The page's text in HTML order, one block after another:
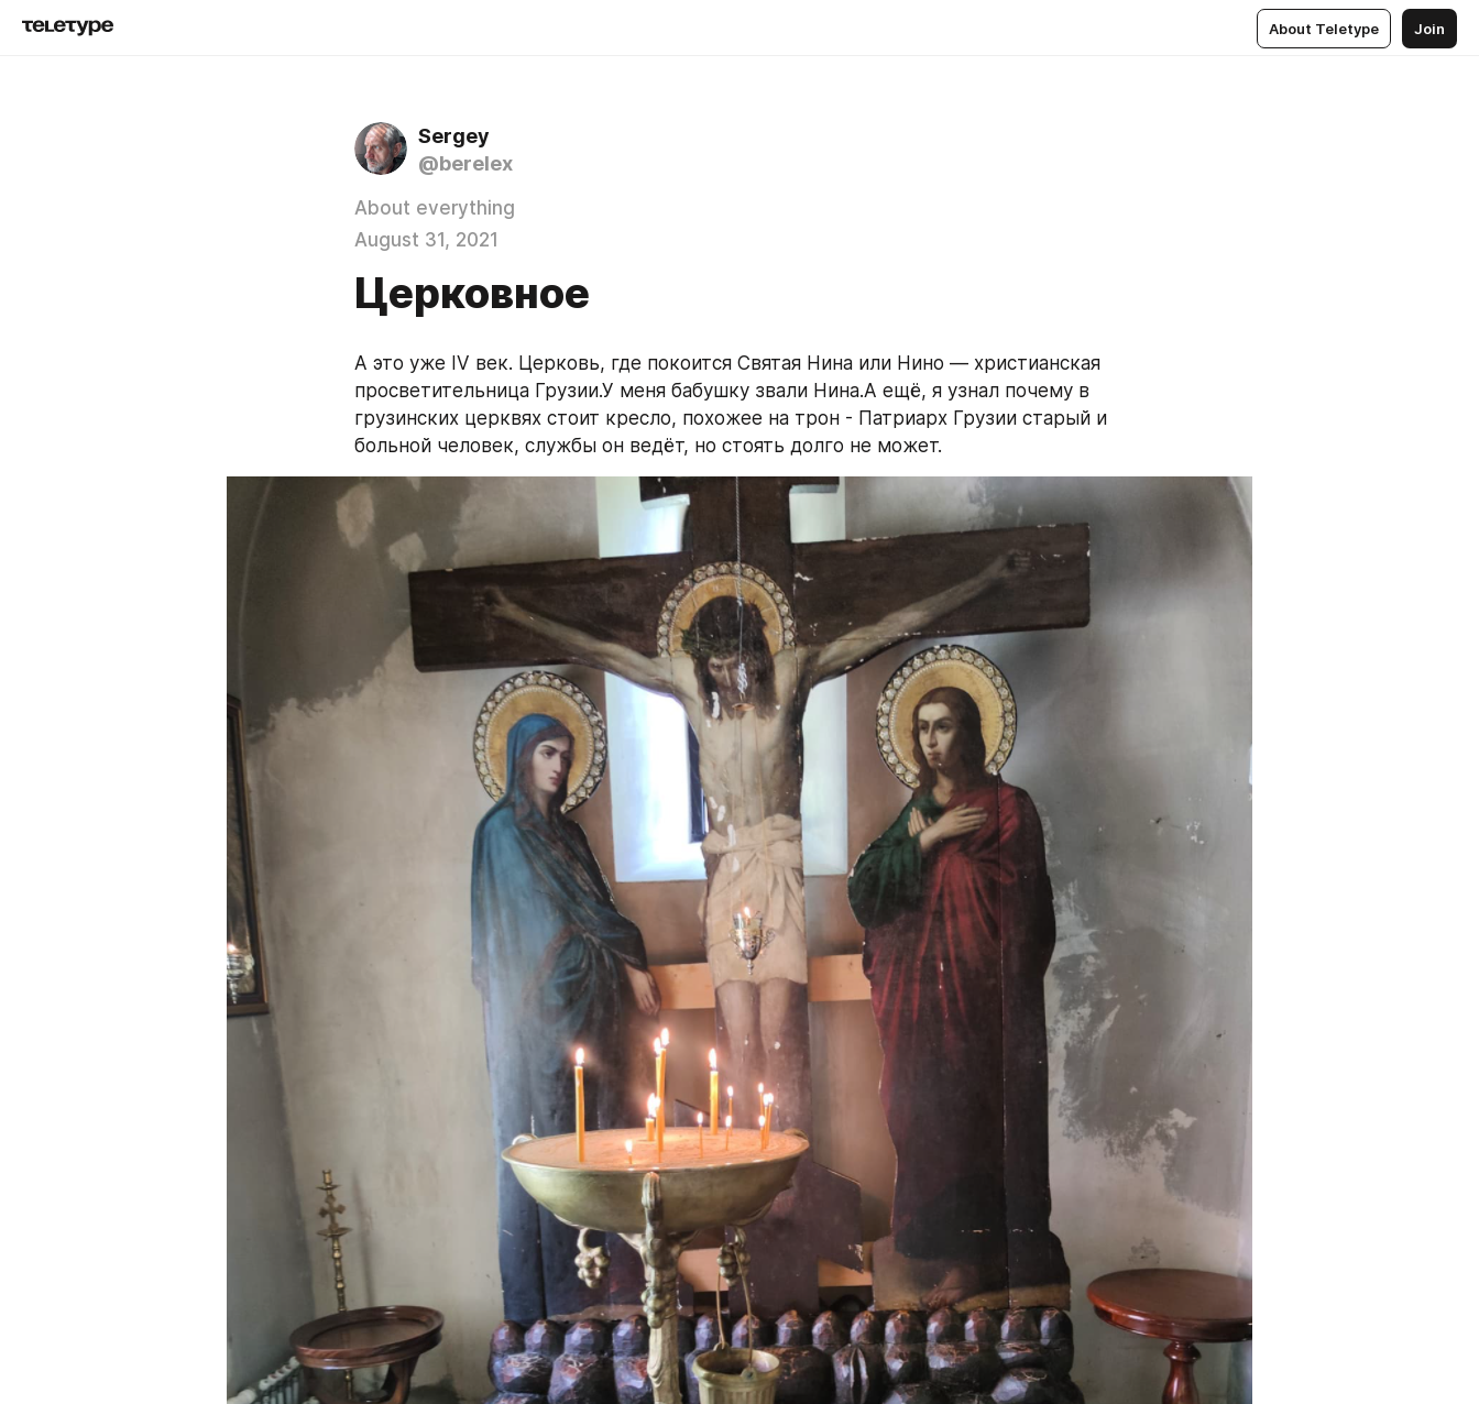
About Teletype Join
Sergey
@berelex
About everything
August 31, 2021
Церковное
А это уже IV век. Церковь, где покоится Святая Нина или Нино — христианская
просветительница Грузии.У меня бабушку звали Нина.А ещё, я узнал почему в
грузинских церквях стоит кресло, похожее на трон - Патриарх Грузии старый и
больной человек, службы он ведёт, но стоять долго не может.